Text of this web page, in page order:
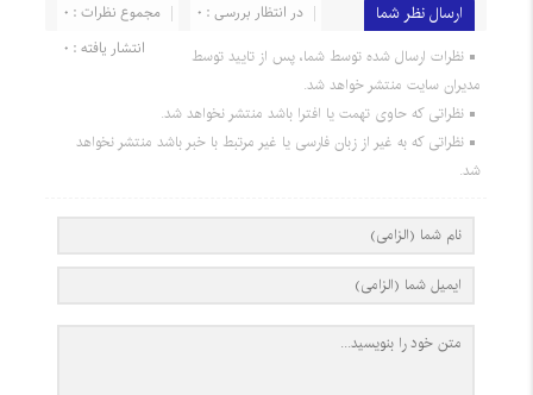
ارسال نظر شما مجموع نظرات : 0
در انتظار بررسی : 0
انتشار یافته : 0
نظرات ارسال شده توسط شما، پس از تایید توسط
مدیران سایت منتشر خواهد شد.
نظراتی که حاوی تهمت یا افترا باشد منتشر نخواهد شد.
نظراتی که به غیر از زبان فارسی یا غیر مرتبط با خبر باشد منتشر نخواهد
شد.